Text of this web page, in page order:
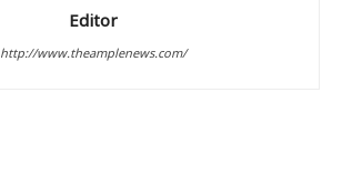
Editor
http://www.theamplenews.com/